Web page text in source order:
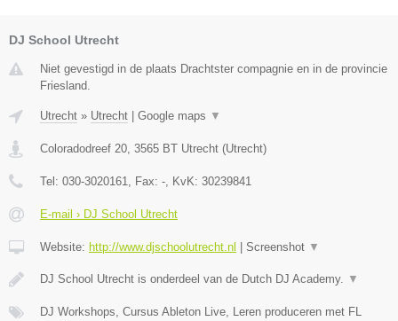
DJ School Utrecht
Niet gevestigd in de plaats Drachtster compagnie en in de provincie
Friesland.
Utrecht » Utrecht Google maps ▼
Coloradodreef 20, 3565 BT Utrecht (Utrecht)
Tel: 030-3020161, Fax: -, KvK: 30239841
E-mail › DJ School Utrecht
Website: http://www.djschoolutrecht.nl Screenshot ▼
DJ School Utrecht is onderdeel van de Dutch DJ Academy. ▼
DJ Workshops, Cursus Ableton Live, Leren produceren met FL